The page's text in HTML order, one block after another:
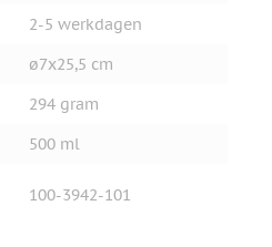
2-5 werkdagen
ø7x25,5 cm
294 gram
500 ml
100-3942-101